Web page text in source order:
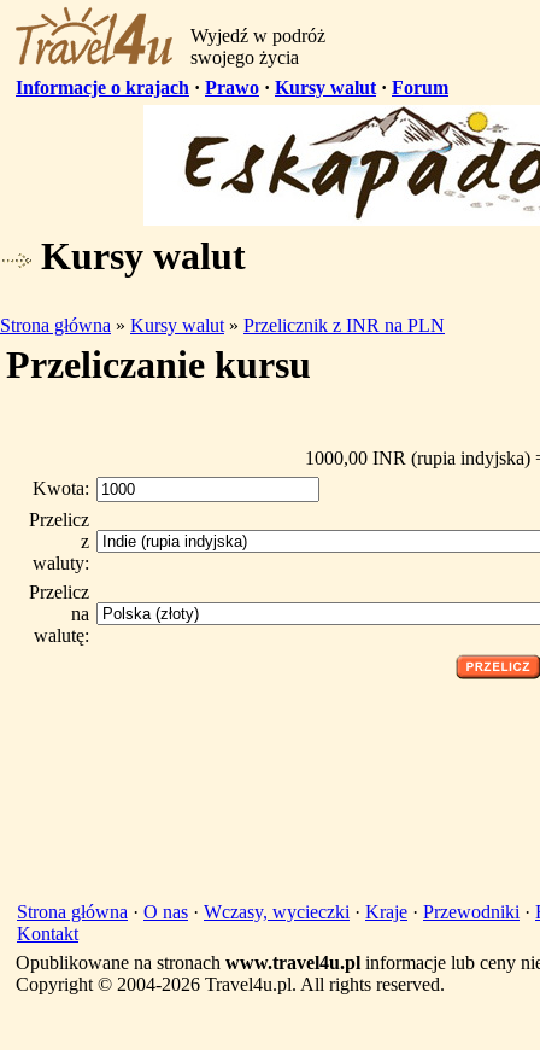
Wyjedź w podróż
swojego życia
Informacje o krajach · Prawo · Kursy walut · Forum
Kursy walut
Strona główna » Kursy walut » Przelicznik z INR na PLN
Przeliczanie kursu
1000,00 INR (rupia indyjska)
Kwota:
Przelicz
z
waluty:
Przelicz
na
walutę:
Strona główna · O nas · Wczasy, wycieczki · Kraje · Przewodniki ·
Kontakt
Opublikowane na stronach www.travel4u.pl informacje lub ceny
Copyright © 2004-2026 Travel4u.pl. All rights reserved.